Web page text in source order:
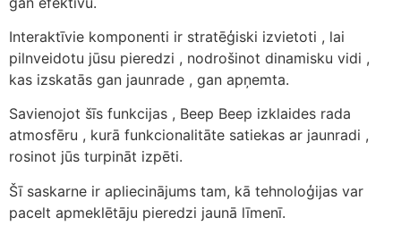
Interaktīvie komponenti ir stratēģiski izvietoti , lai
pilnveidotu jūsu pieredzi , nodrošinot dinamisku vidi ,
kas izskatās gan jaunrade , gan apņemta.
Savienojot šīs funkcijas , Beep Beep izklaides rada
atmosfēru , kurā funkcionalitāte satiekas ar jaunradi ,
rosinot jūs turpināt izpēti.
Šī saskarne ir apliecinājums tam, kā tehnoloģijas var
pacelt apmeklētāju pieredzi jaunā līmenī.